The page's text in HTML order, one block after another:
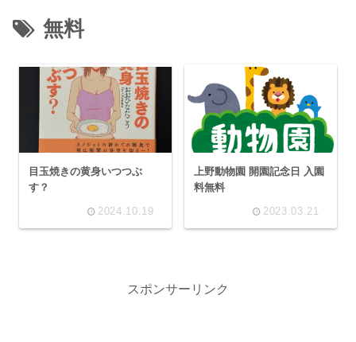
無料
目玉焼きの黄身いつつぶ
す？
2024.10.19
上野動物園 開園記念日 入園
料無料
2023.03.21
スポンサーリンク